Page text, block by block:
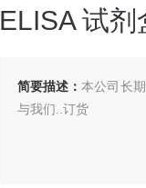
ELISA 试剂
简要描述：本公司长
与我们..订货